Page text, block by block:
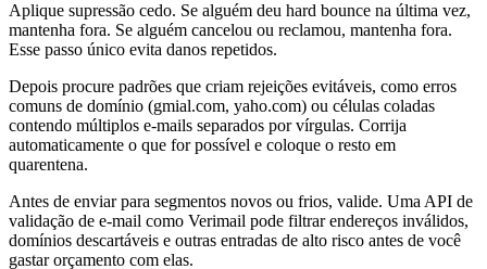
Aplique supressão cedo. Se alguém deu hard bounce na última vez,
mantenha fora. Se alguém cancelou ou reclamou, mantenha fora.
Esse passo único evita danos repetidos.
Depois procure padrões que criam rejeições evitáveis, como erros
comuns de domínio (gmial.com, yaho.com) ou células coladas
contendo múltiplos e-mails separados por vírgulas. Corrija
automaticamente o que for possível e coloque o resto em
quarentena.
Antes de enviar para segmentos novos ou frios, valide. Uma API de
validação de e-mail como Verimail pode filtrar endereços inválidos,
domínios descartáveis e outras entradas de alto risco antes de você
gastar orçamento com elas.